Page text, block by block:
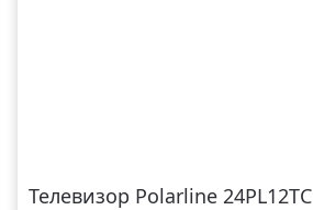
Телевизор Polarline 24PL12TC